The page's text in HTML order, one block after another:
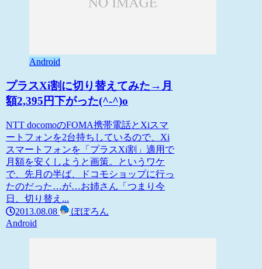
Android
プラスXi割に切り替えてみた→月
額2,395円下がった(^-^)o
NTT docomoのFOMA携帯電話とXiスマ
ートフォンを2台持ちしているので、Xi
スマートフォンを「プラスXi割」適用で
月額を安くしようと画策。というワケ
で、先月の半ば、ドコモショップに行っ
たのだった…が…お姉さん「つまり今
日、切り替え...
2013.08.08
ぽぽろん
Android